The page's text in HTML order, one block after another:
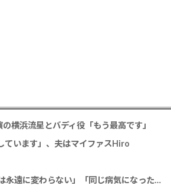
横浜流星とバディ役「もう最高です」
ています」、夫はマイファスHiro
元フジ渡邊渚アナ PTSD公表への思いを明かす「無理解や差別は永遠に変わらない」「同じ病気になったことのない人間にはわからない」